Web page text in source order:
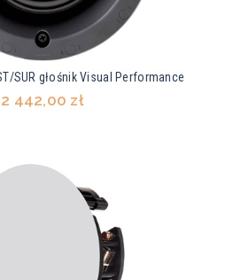
SUR głośnik Visual Performance
2 442,00 zł